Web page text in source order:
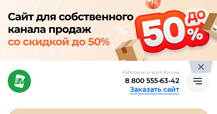
Работаем по всей России
8 800 555-63-42
Заказать сайт